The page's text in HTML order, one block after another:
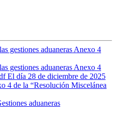
gestiones aduaneras Anexo 4
gestiones aduaneras Anexo 4
El día 28 de diciembre de 2025
4 de la “Resolución Miscelánea
aduaneras